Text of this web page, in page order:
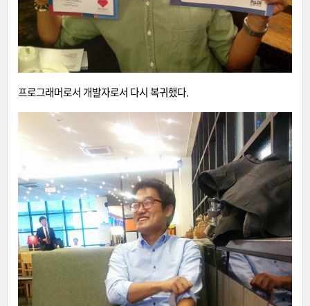
프로그래머로서 개발자로서 다시 복귀했다.